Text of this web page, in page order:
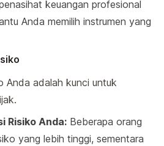
keuangan profesional
Anda memilih instrumen yang
Anda adalah kunci untuk
Risiko Anda: Beberapa orang
yang lebih tinggi, sementara